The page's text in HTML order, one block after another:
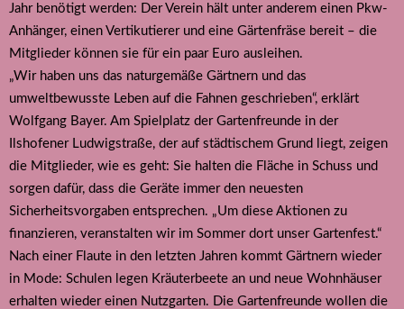
Jahr benötigt werden: Der Verein hält unter anderem einen Pkw-
Anhänger, einen Vertikutierer und eine Gärtenfräse bereit – die
Mitglieder können sie für ein paar Euro ausleihen.
„Wir haben uns das naturgemäße Gärtnern und das
umweltbewusste Leben auf die Fahnen geschrieben“, erklärt
Wolfgang Bayer. Am Spielplatz der Gartenfreunde in der
Ilshofener Ludwigstraße, der auf städtischem Grund liegt, zeigen
die Mitglieder, wie es geht: Sie halten die Fläche in Schuss und
sorgen dafür, dass die Geräte immer den neuesten
Sicherheitsvorgaben entsprechen. „Um diese Aktionen zu
finanzieren, veranstalten wir im Sommer dort unser Gartenfest.“
Nach einer Flaute in den letzten Jahren kommt Gärtnern wieder
in Mode: Schulen legen Kräuterbeete an und neue Wohnhäuser
erhalten wieder einen Nutzgarten. Die Gartenfreunde wollen die